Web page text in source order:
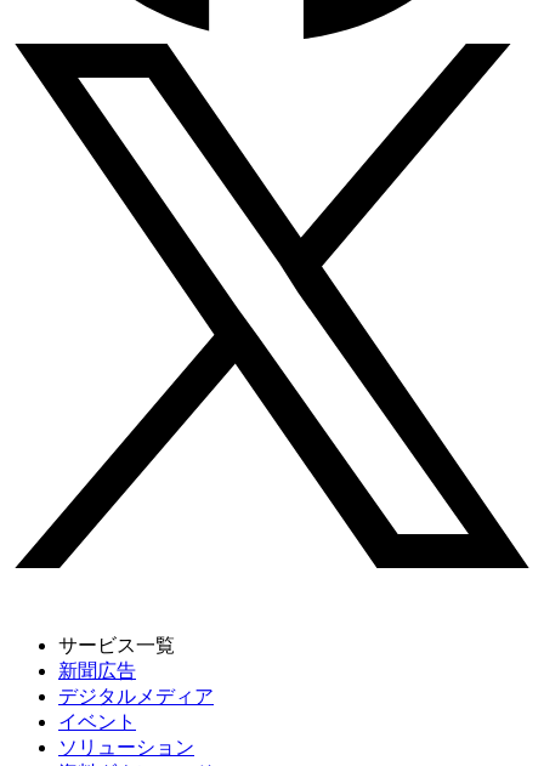
サービス一覧
新聞広告
デジタルメディア
イベント
ソリューション